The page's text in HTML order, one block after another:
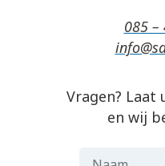
085 –
Vragen? Laat
en wij